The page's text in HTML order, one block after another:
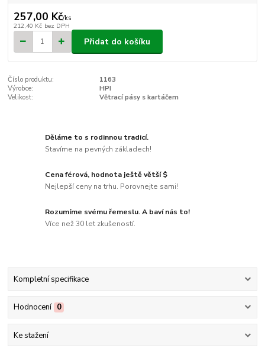
257,00 Kč/ks
212,40 Kč bez DPH
Přidat do košíku
Číslo produktu:
1163
Výrobce:
HPI
Velikost:
Větrací pásy s kartáčem
Děláme to s rodinnou tradicí.
Stavíme na pevných základech!
Cena férová, hodnota ještě větší $
Nejlepší ceny na trhu. Porovnejte sami!
Rozumíme svému řemeslu. A baví nás to!
Více než 30 let zkušeností.
Kompletní specifikace
Hodnocení 0
Ke stažení